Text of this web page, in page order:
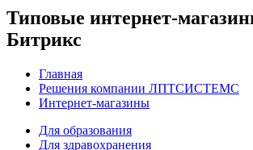
Типовые интернет-
Битрикс
Главная
Решения компании ЛПТСИСТЕМС
Интернет-магазины
Для образования
Для здравохранения